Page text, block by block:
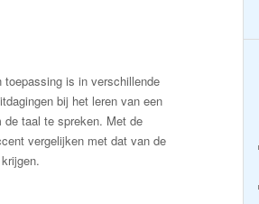
is in verschillende
bij het leren van een
de taal te spreken. Met de
vergelijken met dat van de